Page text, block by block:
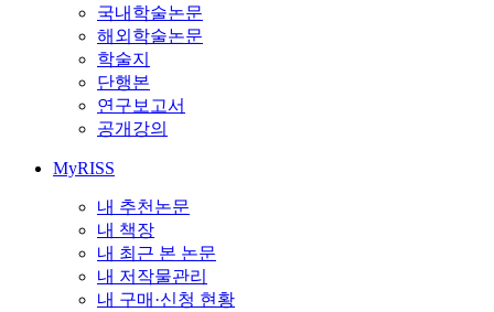
국내학술논문
해외학술논문
학술지
단행본
연구보고서
공개강의
MyRISS
내 추천논문
내 책장
내 최근 본 논문
내 저작물관리
내 구매·신청 현황